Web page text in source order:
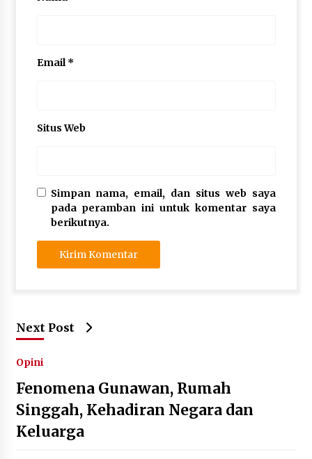
Email *
Situs Web
Simpan nama, email, dan situs web saya
pada peramban ini untuk komentar saya
berikutnya.
Next Post
Opini
Fenomena Gunawan, Rumah
Singgah, Kehadiran Negara dan
Keluarga